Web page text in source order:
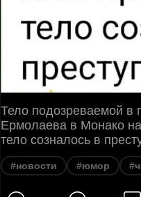
Тело подозреваемой в
Ермолаева в Монако
тело созналось в
#новости #юмор